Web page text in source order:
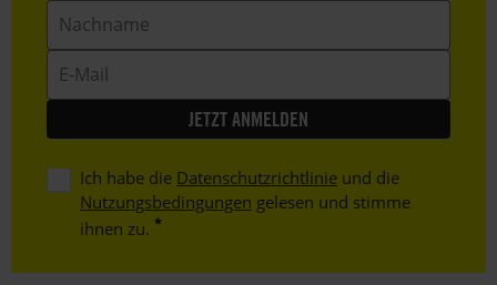
Mail
Ich habe die Datenschutzrichtlinie und die
Nutzungsbedingungen gelesen und stimme
ihnen zu.